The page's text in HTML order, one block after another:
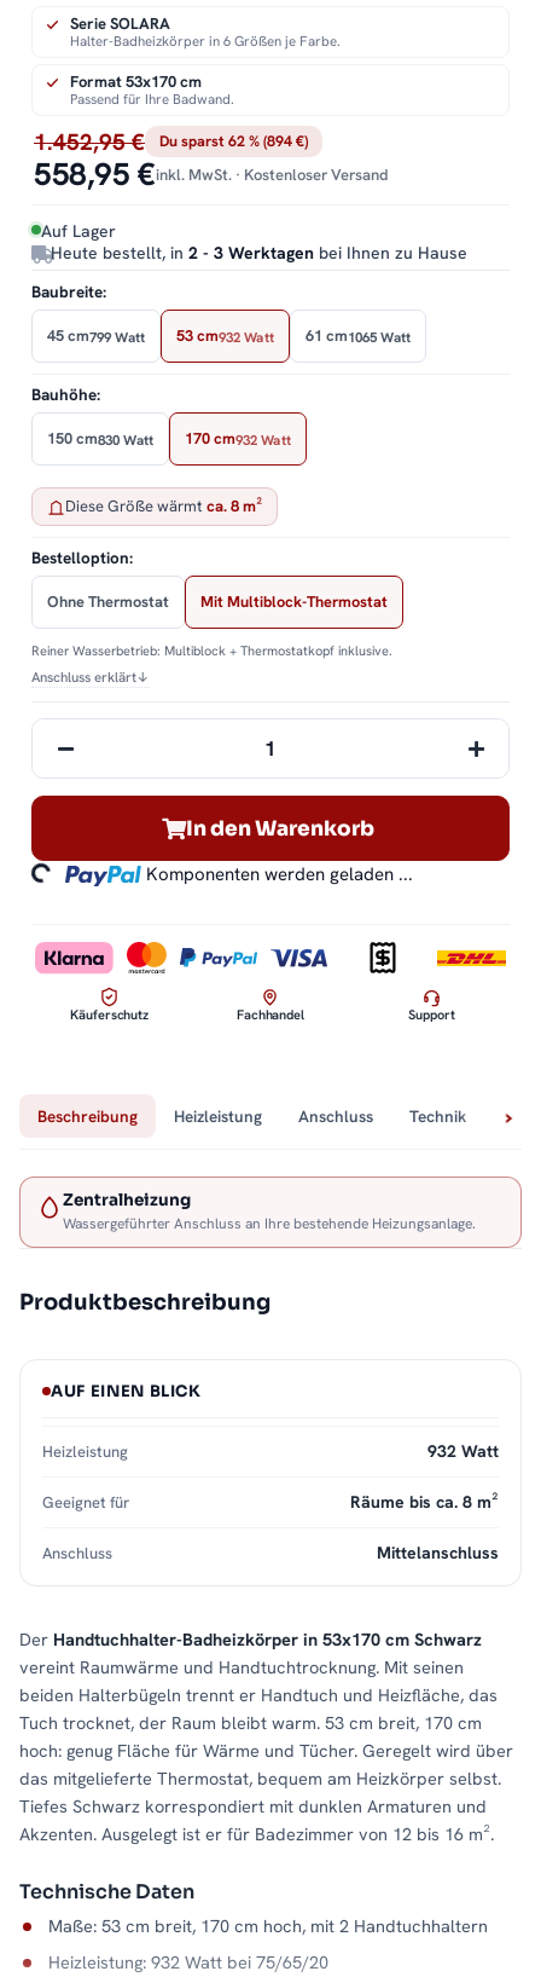
1.452,95 € Du sparst 62 % (894 €)
558,95 €inkl. MwSt. · Kostenloser Versand
Auf Lager
Heute bestellt, in 2 - 3 Werktagen bei Ihnen zu Hause
Serie SOLARA
Halter-Badheizkörper in 6 Größen je Farbe.
Format 53x170 cm
Passend für Ihre Badwand.
Baubreite:
45 cm799 Watt 53 cm932 Watt 61 cm1065 Watt
Bauhöhe:
150 cm830 Watt 170 cm932 Watt
Diese Größe wärmt ca. 8 m²
Bestelloption:
Ohne Thermostat Mit Multiblock-Thermostat
Reiner Wasserbetrieb: Multiblock + Thermostatkopf inklusive.
Anschluss erklärt↓
In den Warenkorb
Komponenten werden geladen ...
Käuferschutz Fachhandel Support
Beschreibung Heizleistung Anschluss Technik
Zentralheizung
Wassergeführter Anschluss an Ihre bestehende Heizungsanlage.
Produktbeschreibung
Der Handtuchhalter-Badheizkörper in 53x170 cm Schwarz
vereint Raumwärme und Handtuchtrocknung. Mit seinen
beiden Halterbügeln trennt er Handtuch und Heizfläche, das
Tuch trocknet, der Raum bleibt warm. 53 cm breit, 170 cm
hoch: genug Fläche für Wärme und Tücher. Geregelt wird über
das mitgelieferte Thermostat, bequem am Heizkörper selbst.
Tiefes Schwarz korrespondiert mit dunklen Armaturen und
Akzenten. Ausgelegt ist er für Badezimmer von 12 bis 16 m².
Technische Daten
Maße: 53 cm breit, 170 cm hoch, mit 2 Handtuchhaltern
Heizleistung: 932 Watt bei 75/65/20
AUF EINEN BLICK
Heizleistung 932 Watt
Geeignet für Räume bis ca. 8 m²
Anschluss Mittelanschluss